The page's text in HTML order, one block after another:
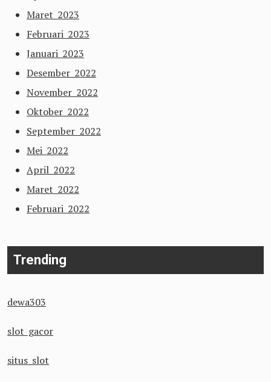
Maret 2023
Februari 2023
Januari 2023
Desember 2022
November 2022
Oktober 2022
September 2022
Mei 2022
April 2022
Maret 2022
Februari 2022
Trending
dewa303
slot gacor
situs slot